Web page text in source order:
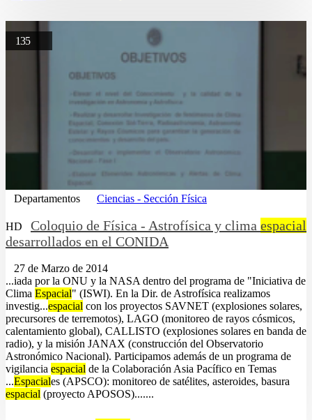
135
Departamentos Ciencias - Sección Física
HD Coloquio de Física - Astrofísica y clima espacial
desarrollados en el CONIDA
27 de Marzo de 2014
...iada por la ONU y la NASA dentro del programa de "Iniciativa de
Clima Espacial" (ISWI). En la Dir. de Astrofísica realizamos
investig...espacial con los proyectos SAVNET (explosiones solares,
precursores de terremotos), LAGO (monitoreo de rayos cósmicos,
calentamiento global), CALLISTO (explosiones solares en banda de
radio), y la misión JANAX (construcción del Observatorio
Astronómico Nacional). Participamos además de un programa de
vigilancia espacial de la Colaboración Asia Pacífico en Temas
...Espaciales (APSCO): monitoreo de satélites, asteroides, basura
espacial (proyecto APOSOS).......